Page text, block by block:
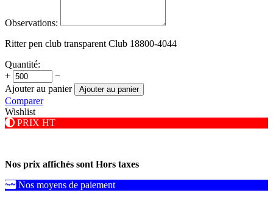
Observations:
Ritter pen club transparent Club 18800-4044
Quantité:
+
−
Ajouter au panier
Ajouter au panier
Comparer
Wishlist
PRIX HT
Nos prix affichés sont Hors taxes
Nos moyens de paiement